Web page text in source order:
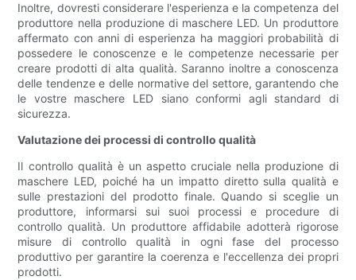
Inoltre, dovresti considerare l'esperienza e la competenza del
produttore nella produzione di maschere LED. Un produttore
affermato con anni di esperienza ha maggiori probabilità di
possedere le conoscenze e le competenze necessarie per
creare prodotti di alta qualità. Saranno inoltre a conoscenza
delle tendenze e delle normative del settore, garantendo che
le vostre maschere LED siano conformi agli standard di
sicurezza.
Valutazione dei processi di controllo qualità
Il controllo qualità è un aspetto cruciale nella produzione di
maschere LED, poiché ha un impatto diretto sulla qualità e
sulle prestazioni del prodotto finale. Quando si sceglie un
produttore, informarsi sui suoi processi e procedure di
controllo qualità. Un produttore affidabile adotterà rigorose
misure di controllo qualità in ogni fase del processo
produttivo per garantire la coerenza e l'eccellenza dei propri
prodotti.